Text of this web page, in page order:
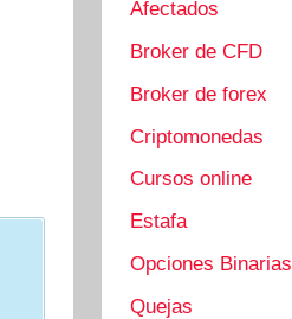
Afectados
Broker de CFD
Broker de forex
Criptomonedas
Cursos online
Estafa
Opciones Binarias
Quejas